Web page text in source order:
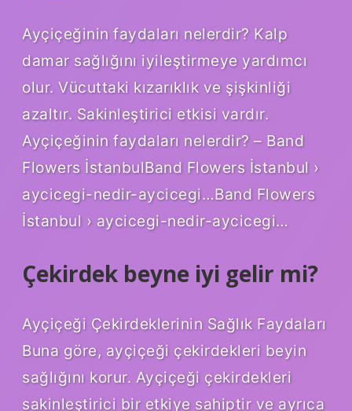
Ayçiçeğinin faydaları nelerdir? Kalp
damar sağlığını iyileştirmeye yardımcı
olur. Vücuttaki kızarıklık ve şişkinliği
azaltır. Sakinleştirici etkisi vardır.
Ayçiçeğinin faydaları nelerdir? – Band
Flowers İstanbulBand Flowers İstanbul ›
aycicegi-nedir-aycicegi…Band Flowers
İstanbul › aycicegi-nedir-aycicegi…
Çekirdek beyne iyi gelir mi?
Ayçiçeği Çekirdeklerinin Sağlık Faydaları
Buna göre, ayçiçeği çekirdekleri beyin
sağlığını korur. Ayçiçeği çekirdekleri
sakinleştirici bir etkiye sahiptir ve ayrıca